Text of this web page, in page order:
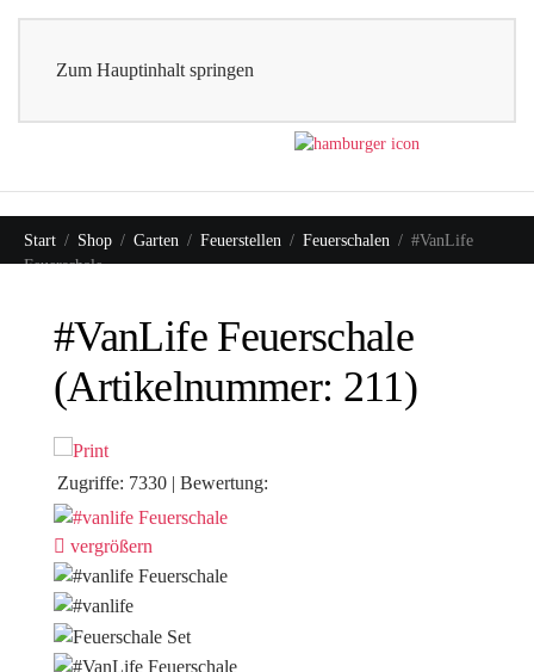
Zum Hauptinhalt springen
Start Shop Garten Feuerstellen Feuerschalen
#VanLife
Feuerschale
#VanLife Feuerschale
(Artikelnummer: 211)
Zugriffe: 7330 | Bewertung:
vergrößern